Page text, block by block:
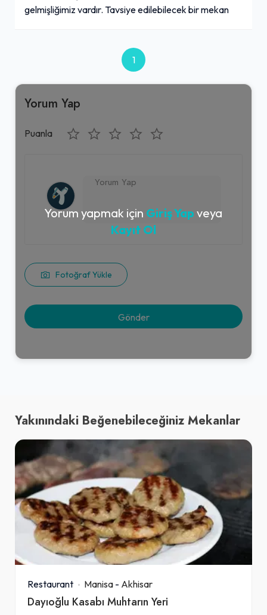
gelmişliğimiz vardır. Tavsiye edilebilecek bir mekan
1
Yorum Yap
Puanla
Fotoğraf Yükle
Yorum yapmak için Giriş Yap veya
Kayıt Ol
Yakınındaki Beğenebileceğiniz Mekanlar
Restaurant Manisa - Akhisar
Dayıoğlu Kasabı Muhtarın Yeri